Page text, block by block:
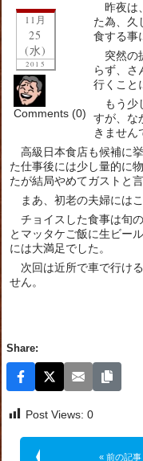
11月
25
(水)
2015
Comments (0)
昨夜は
た為、久
食する事
突然の
らず、さ
行くこと
もう少
すが、な
きません
高級日本食店も候補に
た仕事後には少し量的に
たが結局やめてガストと
まあ、初老の夫婦には
チョイスした食事は旬
とマッタケご飯に生ビー
には大満足でした。
次回は近所で車で行け
せん。
Share:
Post Views: 0
« 前の記事